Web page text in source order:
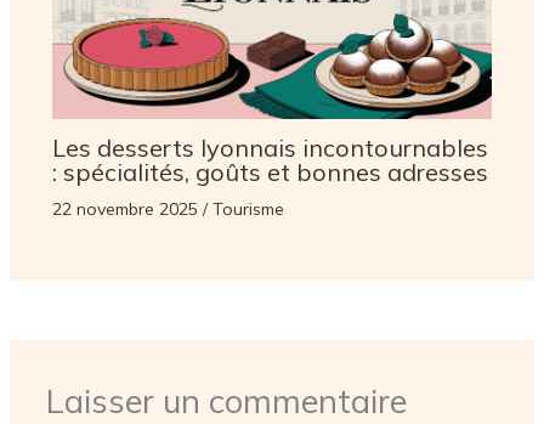
Les desserts lyonnais incontournables
: spécialités, goûts et bonnes adresses
22 novembre 2025 /Tourisme
Laisser un commentaire